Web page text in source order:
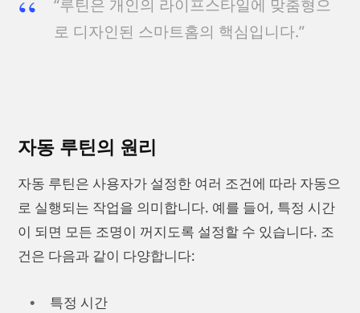
“루틴은 개인의 라이프스타일에 맞춤형으
로 디자인된 스마트홈의 핵심입니다.”
자동 루틴의 원리
자동 루틴은 사용자가 설정한 여러 조건에 따라 자동으
로 실행되는 작업을 의미합니다. 예를 들어, 특정 시간
이 되면 모든 조명이 꺼지도록 설정할 수 있습니다. 조
건은 다음과 같이 다양합니다:
특정 시간